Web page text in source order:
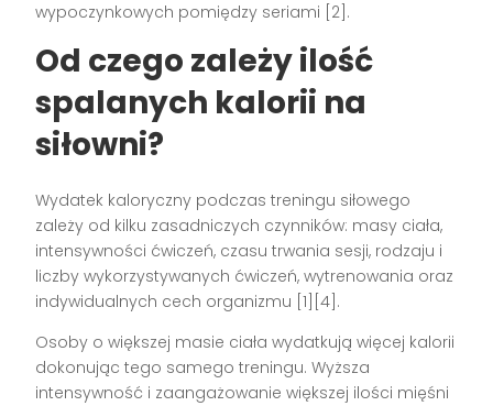
wypoczynkowych pomiędzy seriami [2].
Od czego zależy ilość
spalanych kalorii na
siłowni?
Wydatek kaloryczny podczas treningu siłowego
zależy od kilku zasadniczych czynników: masy ciała,
intensywności ćwiczeń, czasu trwania sesji, rodzaju i
liczby wykorzystywanych ćwiczeń, wytrenowania oraz
indywidualnych cech organizmu [1][4].
Osoby o większej masie ciała wydatkują więcej kalorii
dokonując tego samego treningu. Wyższa
intensywność i zaangażowanie większej ilości mięśni